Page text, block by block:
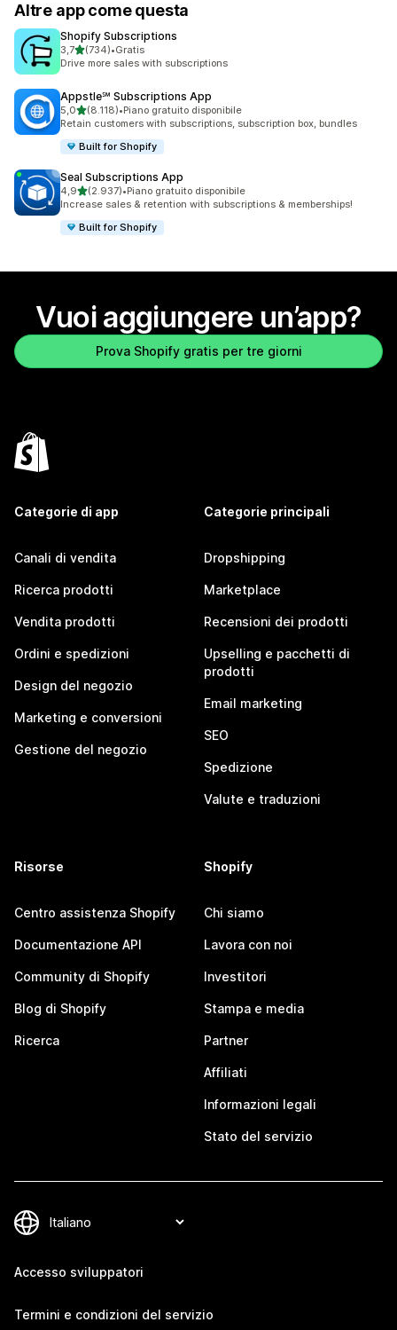
Altre app come questa
Shopify Subscriptions
3,7stelle su 5
(734)
734 recensioni totali
•Gratis
Drive more sales with subscriptions
Appstle℠ Subscriptions App
5,0stelle su 5
(8.118)
8118 recensioni totali
•Piano gratuito disponibile
Retain customers with subscriptions, subscription box, bundles
Built for Shopify
Seal Subscriptions App
4,9stelle su 5
(2.937)
2937 recensioni totali
•Piano gratuito disponibile
Increase sales & retention with subscriptions & memberships!
Built for Shopify
Vuoi aggiungere un’app?
Prova Shopify gratis per tre giorni
Categorie di app
Canali di vendita
Ricerca prodotti
Vendita prodotti
Ordini e spedizioni
Design del negozio
Marketing e conversioni
Gestione del negozio
Categorie principali
Dropshipping
Marketplace
Recensioni dei prodotti
Upselling e pacchetti di
prodotti
Email marketing
SEO
Spedizione
Valute e traduzioni
Risorse
Centro assistenza Shopify
Documentazione API
Community di Shopify
Blog di Shopify
Ricerca
Shopify
Chi siamo
Lavora con noi
Investitori
Stampa e media
Partner
Affiliati
Informazioni legali
Stato del servizio
Accesso sviluppatori
Termini e condizioni del servizio